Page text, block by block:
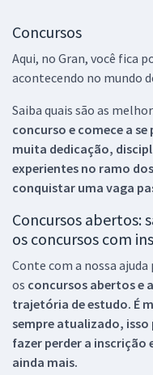
Concursos
Aqui, no Gran, você fica
acontecendo no mundo
Saiba quais são as
concurso e comece a
muita dedicação,
experientes no ramo dos
conquistar uma vaga
Concursos abertos:
os concursos com
Conte com a nossa
os concursos abertos e
trajetória de estudo. É
sempre atualizado, isso
fazer perder a inscrição
ainda mais.